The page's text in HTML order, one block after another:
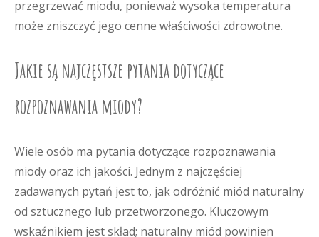
przegrzewać miodu, ponieważ wysoka temperatura
może zniszczyć jego cenne właściwości zdrowotne.
Jakie są najczęstsze pytania dotyczące
rozpoznawania miody?
Wiele osób ma pytania dotyczące rozpoznawania
miody oraz ich jakości. Jednym z najczęściej
zadawanych pytań jest to, jak odróżnić miód naturalny
od sztucznego lub przetworzonego. Kluczowym
wskaźnikiem jest skład; naturalny miód powinien